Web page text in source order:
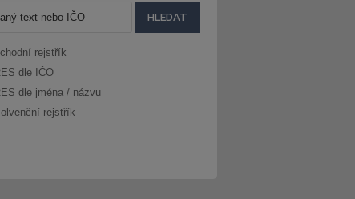
rejstřík
dle IČO
dle jména / názvu
rejstřík